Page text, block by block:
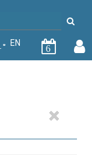
EN
6